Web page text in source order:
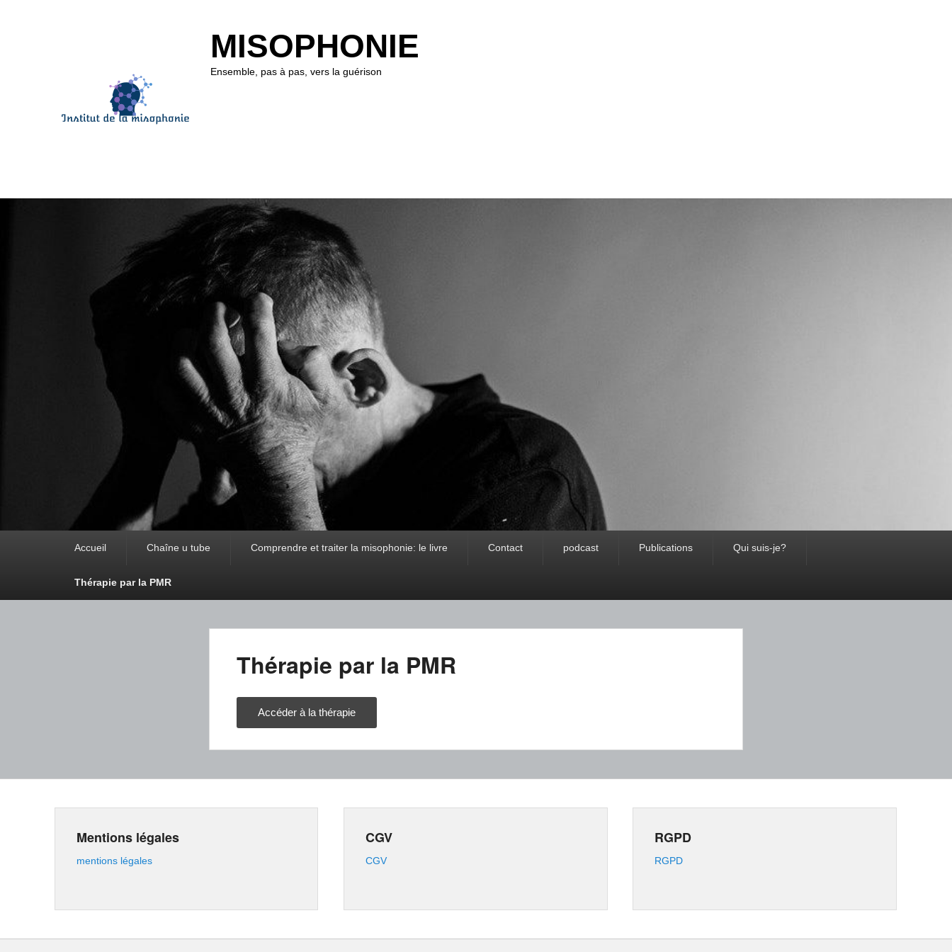
MISOPHONIE
Ensemble, pas à pas, vers la guérison
Accueil Chaîne u tube Comprendre et traiter la misophonie: le livre Contact podcast Publications Qui suis-je?
Thérapie par la PMR
Thérapie par la PMR
Accéder à la thérapie
Mentions légales
mentions légales
CGV
CGV
RGPD
RGPD